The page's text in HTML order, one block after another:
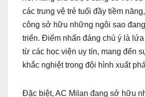
các trung vệ trẻ tuổi đầy tiềm
công sở hữu những ngôi sao
triển. Điểm nhấn đáng chú ý là lứa
từ các học viện uy tín, mang đến
khắc nghiệt trong đội hình xuất
Đặc biệt, AC Milan đang sở hữu